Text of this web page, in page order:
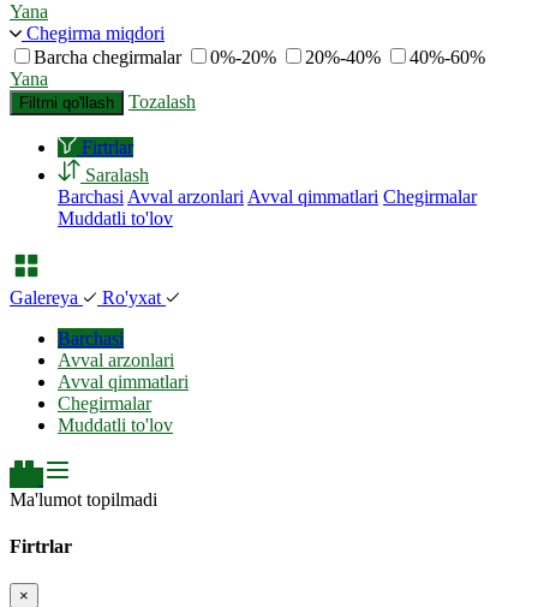
Yana
Chegirma miqdori
Barcha chegirmalar
0%-20% 20%-40%
40%-60%
Yana
Filtrni qo'llash Tozalash
Firtrlar
Saralash
Barchasi Avval arzonlari Avval qimmatlari Chegirmalar
Muddatli to'lov
Galereya
Ro'yxat
Barchasi
Avval arzonlari
Avval qimmatlari
Chegirmalar
Muddatli to'lov
Ma'lumot topilmadi
Firtrlar
×